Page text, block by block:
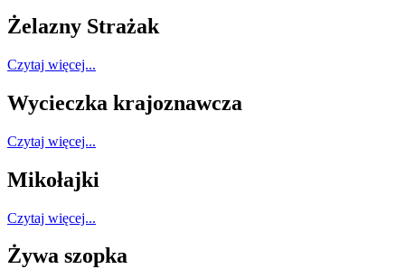
Żelazny Strażak
Czytaj więcej...
Wycieczka krajoznawcza
Czytaj więcej...
Mikołajki
Czytaj więcej...
Żywa szopka